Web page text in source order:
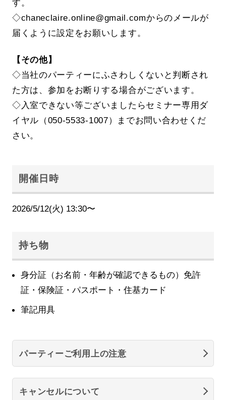
す。
◇chaneclaire.online@gmail.comからのメールが
届くように設定をお願いします。
【その他】
◇当社のパーティーにふさわしくないと判断され
た方は、参加をお断りする場合がございます。
◇入室できない等ございましたらセミナー専用ダ
イヤル（050-5533-1007）までお問い合わせくだ
さい。
開催日時
2026/5/12(火) 13:30〜
持ち物
身分証（お名前・年齢が確認できるもの）免許
証・保険証・パスポート・住基カード
筆記用具
パーティーご利用上の注意
キャンセルについて